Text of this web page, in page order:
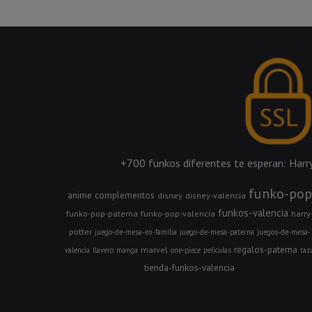
+700 funkos diferentes te esperan:
anime complementos disney disney-valencia funko-pop
funko-pop-paterna funko-pop-valencia funkos-valencia
potter juego-de-mesa-en-familia juego-de-mesa-paterna juegos-de-mesa-
valencia llavero manga marvel one-piece peliculas regalos-paterna
tienda-funkos-valencia